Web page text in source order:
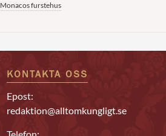
Monacos furstehus
KONTAKTA OSS
Epost:
redaktion@alltomkungligt.se